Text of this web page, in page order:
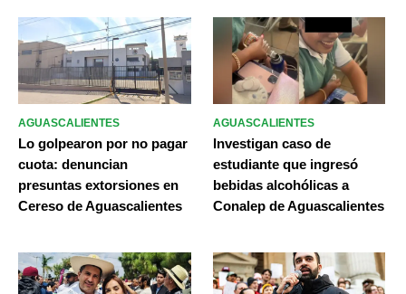
AGUASCALIENTES
Lo golpearon por no pagar
cuota: denuncian
presuntas extorsiones en
Cereso de Aguascalientes
AGUASCALIENTES
Investigan caso de
estudiante que ingresó
bebidas alcohólicas a
Conalep de Aguascalientes